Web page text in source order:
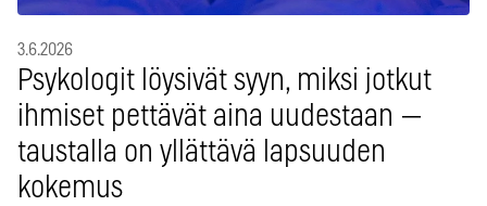
3.6.2026
Psykologit löysivät syyn, miksi jotkut
ihmiset pettävät aina uudestaan —
taustalla on yllättävä lapsuuden
kokemus